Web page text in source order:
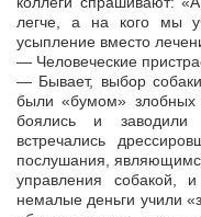
легче, а на кого мы
усыпление вместо
— Человеческие
— Бывает, выбор
были «бумом»
боялись и заводили
встречались
послушания,
управления собакой,
немалые деньги учили